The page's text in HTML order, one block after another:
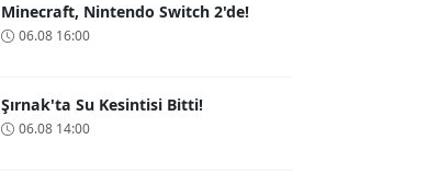
Minecraft, Nintendo Switch 2'de!
06.08 16:00
Şırnak'ta Su Kesintisi Bitti!
06.08 14:00